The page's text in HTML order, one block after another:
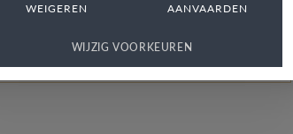
champagne ?
WEIGEREN AANVAARDEN
WIJZIG VOORKEUREN